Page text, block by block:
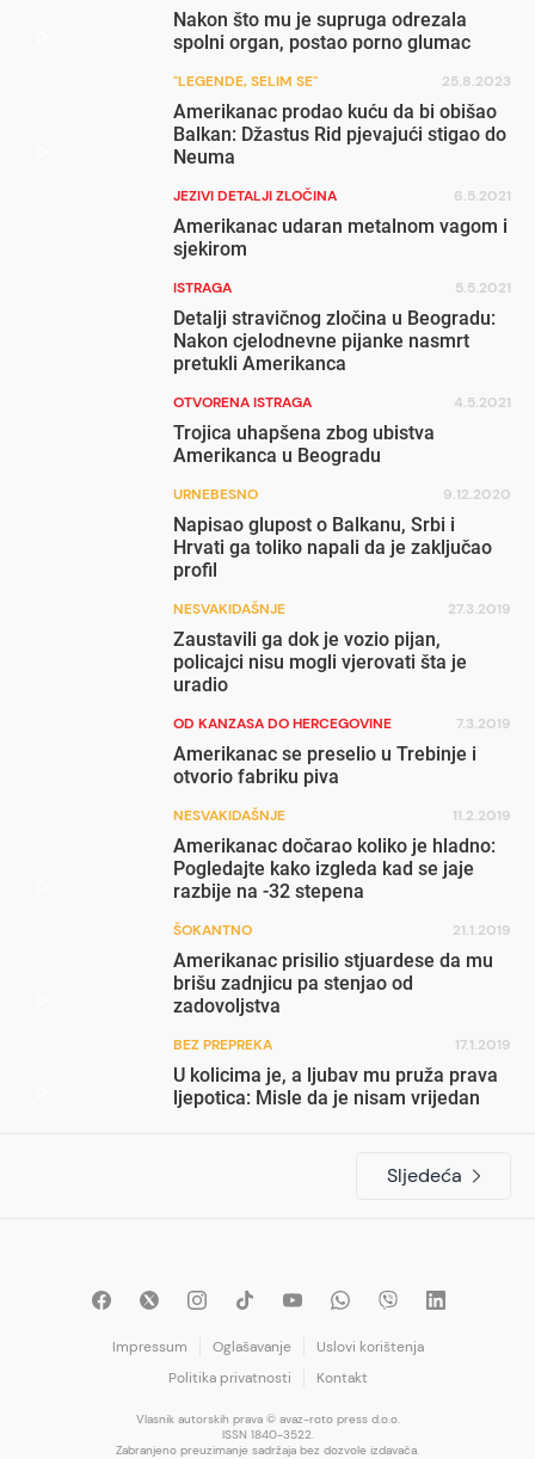
Nakon što mu je supruga odrezala
spolni organ, postao porno glumac
"LEGENDE, SELIM SE" 25.8.2023
Amerikanac prodao kuću da bi obišao
Balkan: Džastus Rid pjevajući stigao do
Neuma
JEZIVI DETALJI ZLOČINA 6.5.2021
Amerikanac udaran metalnom vagom i
sjekirom
ISTRAGA 5.5.2021
Detalji stravičnog zločina u Beogradu:
Nakon cjelodnevne pijanke nasmrt
pretukli Amerikanca
OTVORENA ISTRAGA 4.5.2021
Trojica uhapšena zbog ubistva
Amerikanca u Beogradu
URNEBESNO 9.12.2020
Napisao glupost o Balkanu, Srbi i
Hrvati ga toliko napali da je zaključao
profil
NESVAKIDAŠNJE 27.3.2019
Zaustavili ga dok je vozio pijan,
policajci nisu mogli vjerovati šta je
uradio
OD KANZASA DO HERCEGOVINE 7.3.2019
Amerikanac se preselio u Trebinje i
otvorio fabriku piva
NESVAKIDAŠNJE 11.2.2019
Amerikanac dočarao koliko je hladno:
Pogledajte kako izgleda kad se jaje
razbije na -32 stepena
ŠOKANTNO 21.1.2019
Amerikanac prisilio stjuardese da mu
brišu zadnjicu pa stenjao od
zadovoljstva
BEZ PREPREKA 17.1.2019
U kolicima je, a ljubav mu pruža prava
ljepotica: Misle da je nisam vrijedan
Sljedeća
Impressum Oglašavanje
Uslovi korištenja
Politika privatnosti
Kontakt
Vlasnik autorskih prava © avaz-roto press d.o.o.
ISSN 1840-3522.
Zabranjeno preuzimanje sadržaja bez dozvole izdavača.